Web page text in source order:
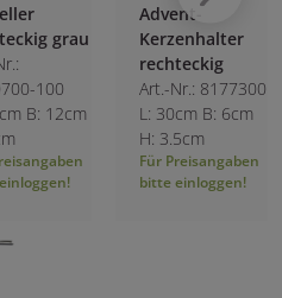
8177300
B: 6cm
Hagebuttenpick
Art.-Nr.: 0553900
H: 15cm
Für Preisangaben
bitte einloggen!